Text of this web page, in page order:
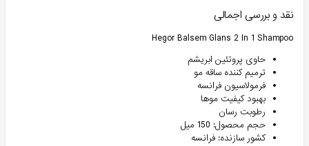
نقد و بررسی اجمالی
Hegor Balsem Glans 2 In 1 Shampoo
حاوی پروتئین ابریشم
ترمیم کننده ساقه مو
فرمولاسیون فرانسه
بهبود کیفیت موها
رطوبت رسان
حجم محصول: 150 میل
کشور سازنده: فرانسه